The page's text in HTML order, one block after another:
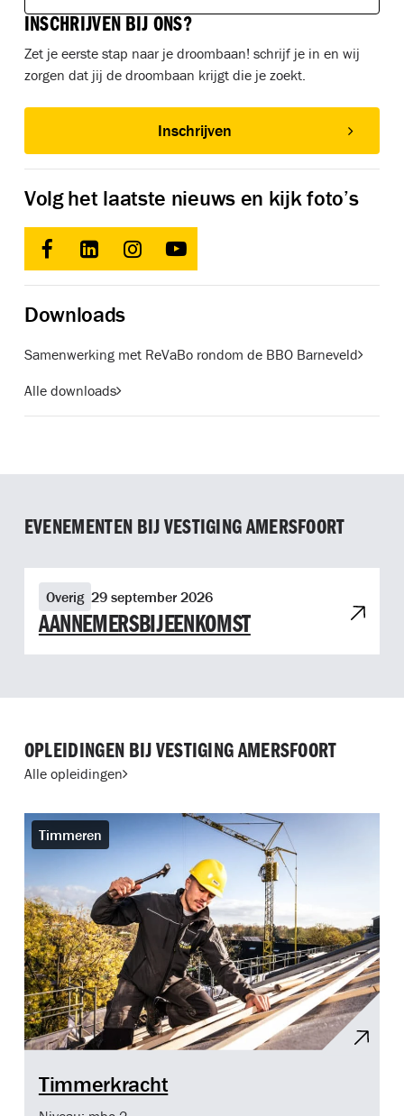
INSCHRIJVEN BIJ ONS?
Zet je eerste stap naar je droombaan! schrijf je in en wij
zorgen dat jij de droombaan krijgt die je zoekt.
Inschrijven
Volg het laatste nieuws en kijk foto’s
Downloads
Samenwerking met ReVaBo rondom de BBO Barneveld
Alle downloads
EVENEMENTEN BIJ VESTIGING AMERSFOORT
AANNEMERSBIJEENKOMST
Overig 29 september 2026
Bekijk evenement Aannemersbijeenkomst
OPLEIDINGEN BIJ VESTIGING AMERSFOORT
Alle opleidingen
Timmeren
Timmerkracht